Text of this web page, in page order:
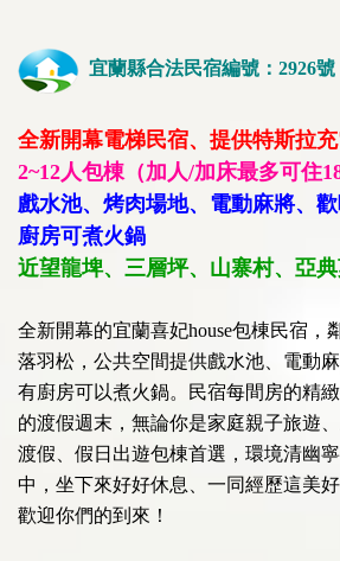
宜蘭縣合法民宿編號：2926號
全新開幕電梯民宿、提供特斯拉
2~12人包棟（加人/加床最多可住18
戲水池、烤肉場地、電動麻將、歡
廚房可煮火鍋
近望龍埤、三層坪、山寨村、亞
全新開幕的宜蘭喜妃house包棟民宿，
落羽松，公共空間提供戲水池、電動
有廚房可以煮火鍋。民宿每間房的精
的渡假週末，無論你是家庭親子旅遊
渡假、假日出遊包棟首選，環境清幽
中，坐下來好好休息、一同經歷這美
歡迎你們的到來！